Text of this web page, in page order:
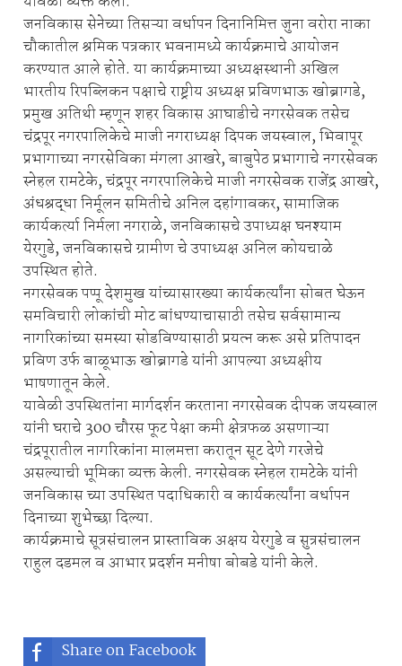
जनविकास सेनेच्या तिसऱ्या वर्धापन दिनानिमित्त जुना वरोरा नाका
चौकातील श्रमिक पत्रकार भवनामध्ये कार्यक्रमाचे आयोजन
करण्यात आले होते. या कार्यक्रमाच्या अध्यक्षस्थानी अखिल
भारतीय रिपब्लिकन पक्षाचे राष्ट्रीय अध्यक्ष प्रविणभाऊ खोब्रागडे,
प्रमुख अतिथी म्हणून शहर विकास आघाडीचे नगरसेवक तसेच
चंद्रपूर नगरपालिकेचे माजी नगराध्यक्ष दिपक जयस्वाल, भिवापूर
प्रभागाच्या नगरसेविका मंगला आखरे, बाबुपेठ प्रभागाचे नगरसेवक
स्नेहल रामटेके, चंद्रपूर नगरपालिकेचे माजी नगरसेवक राजेंद्र आखरे,
अंधश्रद्धा निर्मूलन समितीचे अनिल दहांगावकर, सामाजिक
कार्यकर्त्या निर्मला नगराळे, जनविकासचे उपाध्यक्ष घनश्याम
येरगुडे, जनविकासचे ग्रामीण चे उपाध्यक्ष अनिल कोयचाळे
उपस्थित होते.
नगरसेवक पप्पू देशमुख यांच्यासारख्या कार्यकर्त्यांना सोबत घेऊन
समविचारी लोकांची मोट बांधण्याचासाठी तसेच सर्वसामान्य
नागरिकांच्या समस्या सोडविण्यासाठी प्रयत्न करू असे प्रतिपादन
प्रविण उर्फ बाळूभाऊ खोब्रागडे यांनी आपल्या अध्यक्षीय
भाषणातून केले.
यावेळी उपस्थितांना मार्गदर्शन करताना नगरसेवक दीपक जयस्वाल
यांनी घराचे 300 चौरस फूट पेक्षा कमी क्षेत्रफळ असणाऱ्या
चंद्रपूरातील नागरिकांना मालमत्ता करातून सूट देणे गरजेचे
असल्याची भूमिका व्यक्त केली. नगरसेवक स्नेहल रामटेके यांनी
जनविकास च्या उपस्थित पदाधिकारी व कार्यकर्त्यांना वर्धापन
दिनाच्या शुभेच्छा दिल्या.
कार्यक्रमाचे सूत्रसंचालन प्रास्ताविक अक्षय येरगुडे व सुत्रसंचालन
राहुल दडमल व आभार प्रदर्शन मनीषा बोबडे यांनी केले.
Share on Facebook